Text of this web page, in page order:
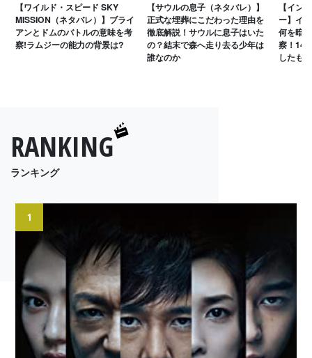
【ワイルド・スピード SKY
MISSION（ネタバレ）】ブライ
アンとドムのバトルの意味を考
察!ラムジーの能力の背景は?
【サウルの息子（ネタバレ）】
正式な埋葬にこだわった理由を
徹底解説！サウルに息子はいた
の？結末で森へ走り去る少年は
誰なのか
【イン
ー】イ
何を暗
察！14
したも
RANKING
ランキング
1